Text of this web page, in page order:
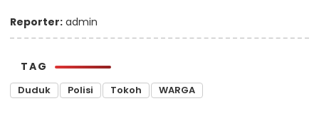
Reporter: admin
TAG
Duduk Polisi Tokoh WARGA